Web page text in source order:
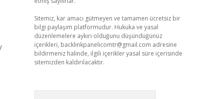
Sitemiz, kar amacı gütmeyen ve tamamen ücretsiz bir
bilgi paylaşım platformudur. Hukuka ve yasal
düzenlemelere aykırı olduğunu düşündüğünüz
içerikleri, backlinkpanelicomtr@gmail.com adresine
bildirmeniz halinde, ilgili içerikler yasal süre içerisinde
sitemizden kaldırılacaktır.